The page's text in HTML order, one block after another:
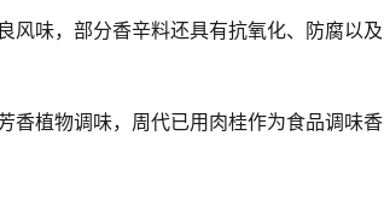
风味，部分香辛料还具有抗氧化、防腐以及
香植物调味，周代已用肉桂作为食品调味香